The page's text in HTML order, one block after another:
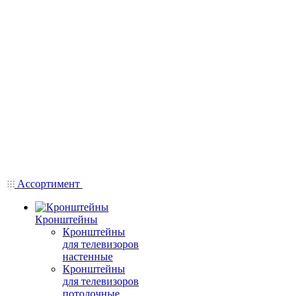
Ассортимент
Кронштейны
Кронштейны
для телевизоров
настенные
Кронштейны
для телевизоров
потолочные